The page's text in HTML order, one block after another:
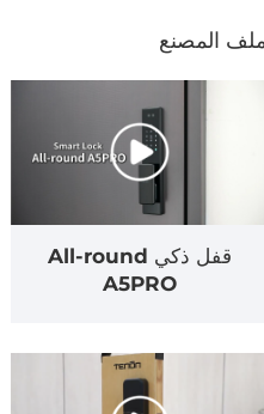
المصنع
قفل ذكي All-round
A5PRO